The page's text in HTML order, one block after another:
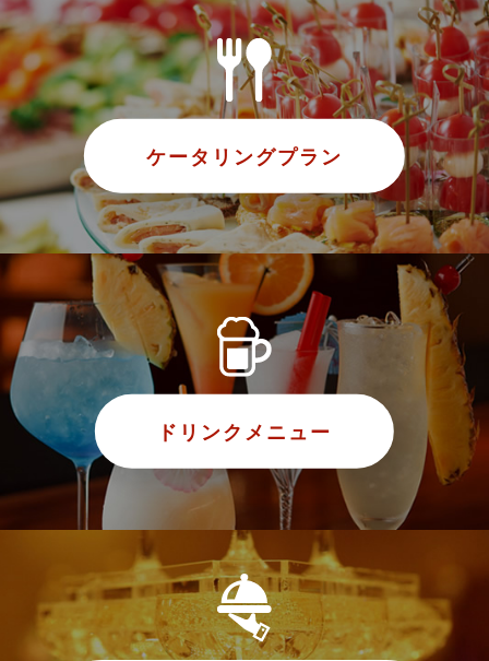
ケータリングプラン
ドリンクメニュー